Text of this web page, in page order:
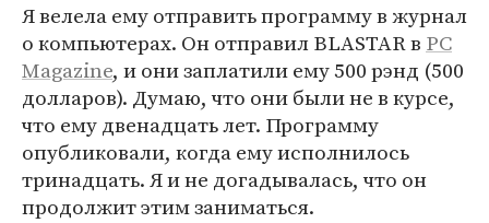
Я велела ему отправить программу в журнал
о компьютерах. Он отправил BLASTAR в PC
Magazine, и они заплатили ему 500 рэнд (500
долларов). Думаю, что они были не в курсе,
что ему двенадцать лет. Программу
опубликовали, когда ему исполнилось
тринадцать. Я и не догадывалась, что он
продолжит этим заниматься.